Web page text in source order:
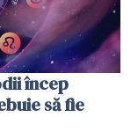
încep
să fie